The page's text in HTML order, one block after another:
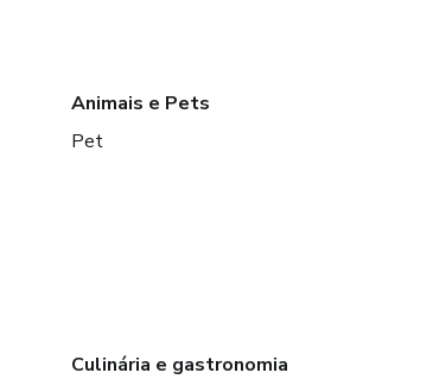
Animais e Pets
Pet
Culinária e gastronomia